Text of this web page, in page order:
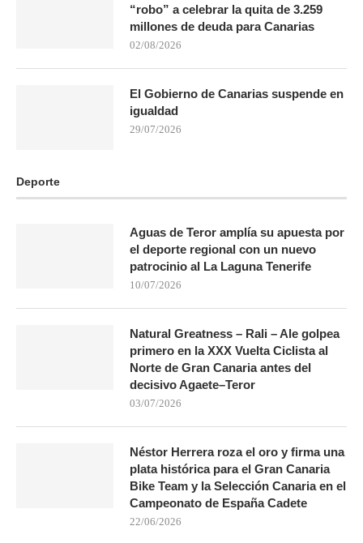
“robo” a celebrar la quita de 3.259
millones de deuda para Canarias
02/08/2026
El Gobierno de Canarias suspende en
igualdad
29/07/2026
Deporte
Aguas de Teror amplía su apuesta por
el deporte regional con un nuevo
patrocinio al La Laguna Tenerife
10/07/2026
Natural Greatness – Rali – Ale golpea
primero en la XXX Vuelta Ciclista al
Norte de Gran Canaria antes del
decisivo Agaete–Teror
03/07/2026
Néstor Herrera roza el oro y firma una
plata histórica para el Gran Canaria
Bike Team y la Selección Canaria en el
Campeonato de España Cadete
22/06/2026